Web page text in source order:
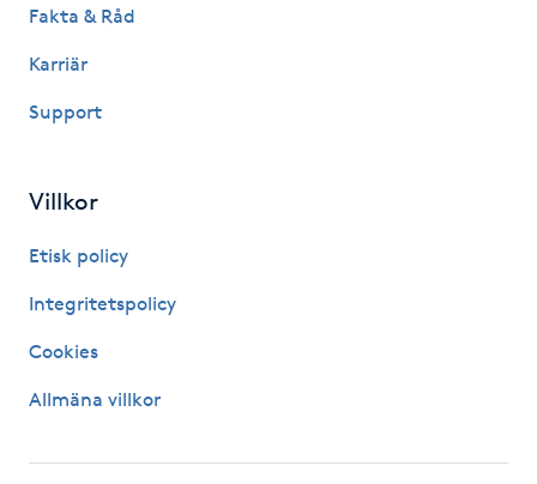
Kiropraktik
Klippning
Klippning & Slingor
Fakta & Råd
Karriär
Support
Villkor
Etisk policy
Integritetspolicy
Cookies
Allmäna villkor